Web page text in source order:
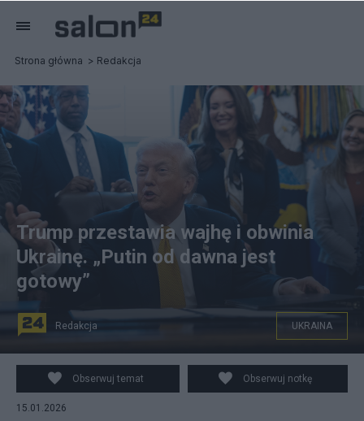
Strona główna Redakcja
na zdjęciu: prezydent USA Donald Trump. fot.
PAP/EPA/Francis Chung / POOL
Trump przestawia wajhę i obwinia
Ukrainę. „Putin od dawna jest
gotowy”
Redakcja UKRAINA
Obserwuj temat Obserwuj notkę
15.01.2026